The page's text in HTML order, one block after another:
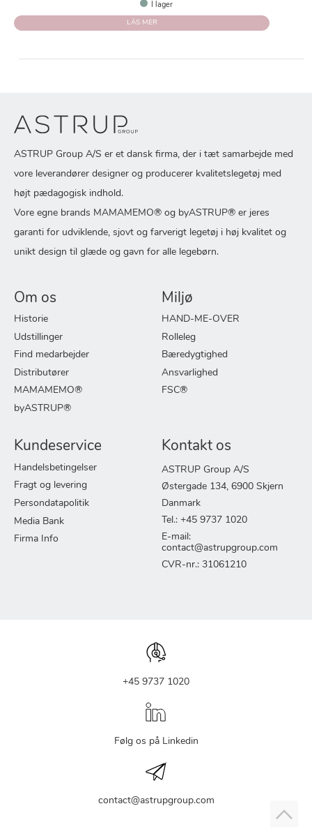
I lager
LÄS MER
ASTRUP Group A/S er et dansk firma, der i tæt samarbejde med
vore leverandører designer og producerer kvalitetslegetøj med
højt pædagogisk indhold.
Vore egne brands MAMAMEMO® og byASTRUP® er jeres
garanti for udviklende, sjovt og farverigt legetøj i høj kvalitet og
unikt design til glæde og gavn for alle legebørn.
Om os
Historie
Udstillinger
Find medarbejder
Distributører
MAMAMEMO®
byASTRUP®
Miljø
HAND-ME-OVER
Rolleleg
Bæredygtighed
Ansvarlighed
FSC®
Kundeservice
Handelsbetingelser
Fragt og levering
Persondatapolitik
Media Bank
Firma Info
Kontakt os
ASTRUP Group A/S
Østergade 134, 6900 Skjern
Danmark
Tel.: +45 9737 1020
E-mail:
contact@astrupgroup.com
CVR-nr.: 31061210
+45 9737 1020
Følg os på Linkedin
contact@astrupgroup.com